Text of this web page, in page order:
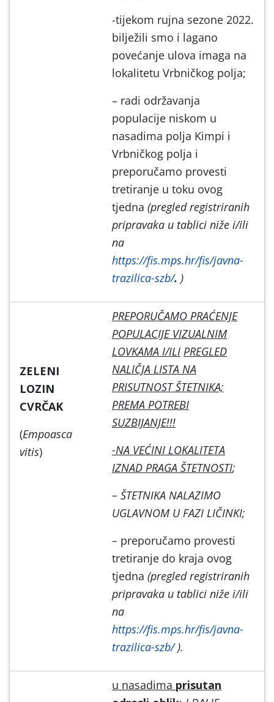
-tijekom rujna sezone 2022.
bilježili smo i lagano
povećanje ulova imaga na
lokalitetu Vrbničkog polja;
– radi održavanja
populacije niskom u
nasadima polja Kimpi i
Vrbničkog polja i
preporučamo provesti
tretiranje u toku ovog
tjedna (pregled registriranih
pripravaka u tablici niže i/ili
na
https://fis.mps.hr/fis/javna-
trazilica-szb/. )
ZELENI
LOZIN
CVRČAK
(Empoasca
vitis)
PREPORUČAMO PRAĆENJE
POPULACIJE VIZUALNIM
LOVKAMA I/ILI PREGLED
NALIČJA LISTA NA
PRISUTNOST ŠTETNIKA;
PREMA POTREBI
SUZBIJANJE!!!
-NA VEĆINI LOKALITETA
IZNAD PRAGA ŠTETNOSTI;
– ŠTETNIKA NALAZIMO
UGLAVNOM U FAZI LIČINKI;
– preporučamo provesti
tretiranje do kraja ovog
tjedna (pregled registriranih
pripravaka u tablici niže i/ili
na
https://fis.mps.hr/fis/javna-
trazilica-szb/ ).
u nasadima prisutan